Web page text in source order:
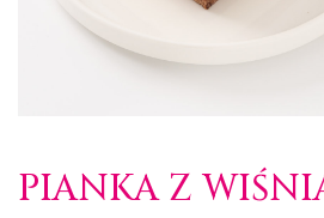
PIANKA Z